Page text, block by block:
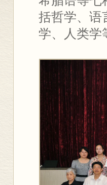
括哲学、语
学、人类学